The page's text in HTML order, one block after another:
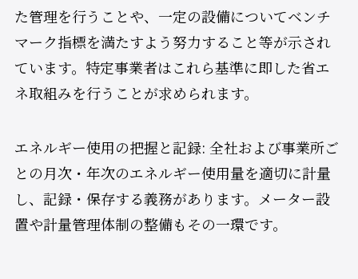
た管理を行うことや、一定の設備についてベンチ
マーク指標を満たすよう努力すること等が示され
ています。特定事業者はこれら基準に即した省エ
ネ取組みを行うことが求められます。
エネルギー使用の把握と記録: 全社および事業所ご
との月次・年次のエネルギー使用量を適切に計量
し、記録・保存する義務があります。メーター設
置や計量管理体制の整備もその一環です。